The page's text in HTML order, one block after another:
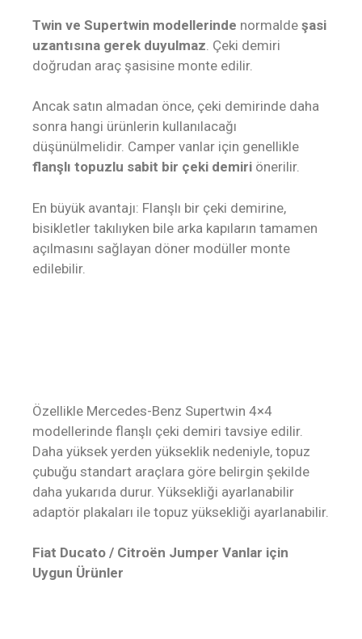
Twin ve Supertwin modellerinde normalde şasi
uzantısına gerek duyulmaz . Çeki demiri
doğrudan araç şasisine monte edilir.
Ancak satın almadan önce, çeki demirinde daha
sonra hangi ürünlerin kullanılacağı
düşünülmelidir. Camper vanlar için genellikle
flanşlı topuzlu sabit bir çeki demiri önerilir.
En büyük avantajı: Flanşlı bir çeki demirine,
bisikletler takılıyken bile arka kapıların tamamen
açılmasını sağlayan döner modüller monte
edilebilir.
Özellikle Mercedes-Benz Supertwin 4×4
modellerinde flanşlı çeki demiri tavsiye edilir.
Daha yüksek yerden yükseklik nedeniyle, topuz
çubuğu standart araçlara göre belirgin şekilde
daha yukarıda durur. Yüksekliği ayarlanabilir
adaptör plakaları ile topuz yüksekliği ayarlanabilir.
Fiat Ducato / Citroën Jumper Vanlar için
Uygun Ürünler